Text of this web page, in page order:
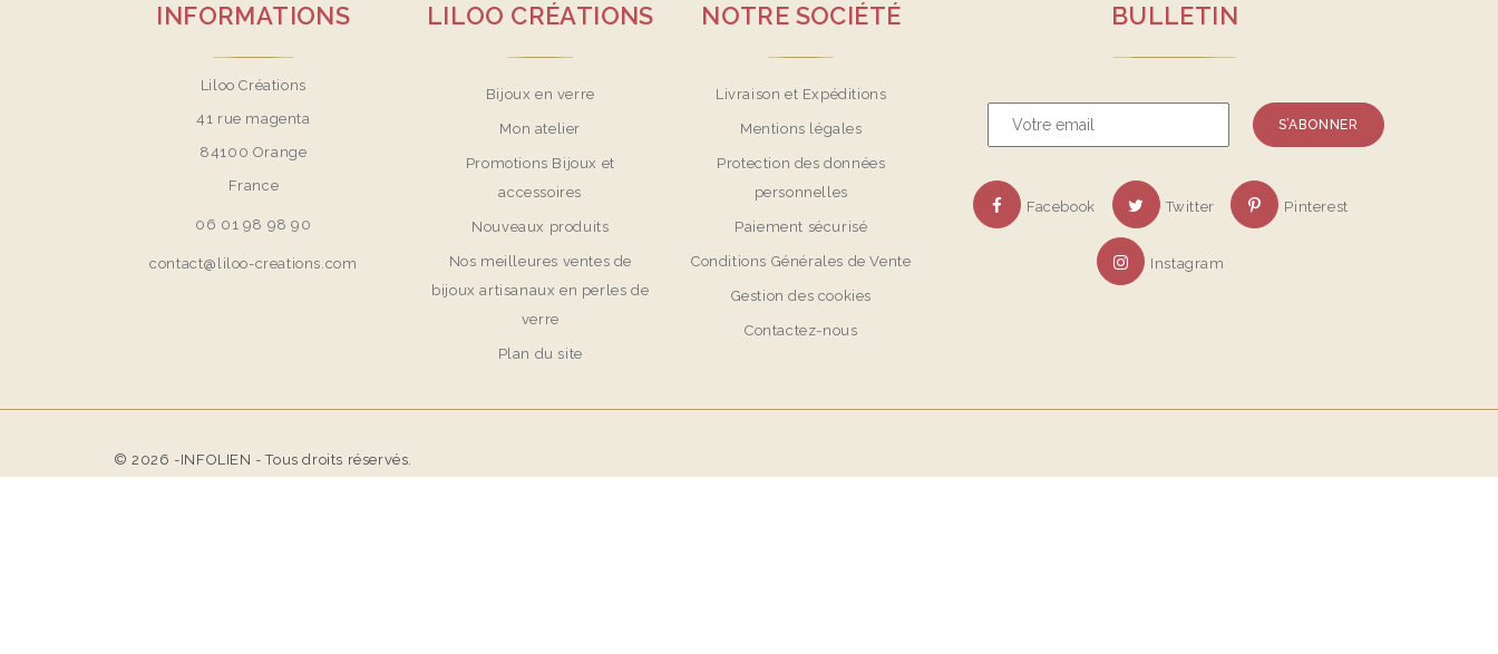
INFORMATIONS
Liloo Créations
41 rue magenta
84100 Orange
France
06 01 98 98 90
contact@liloo-creations.com
LILOO CRÉATIONS
Bijoux en verre
Mon atelier
Promotions Bijoux et
accessoires
Nouveaux produits
Nos meilleures ventes de
bijoux artisanaux en perles de
verre
Plan du site
NOTRE SOCIÉTÉ
Livraison et Expéditions
Mentions légales
Protection des données
personnelles
Paiement sécurisé
Conditions Générales de Vente
Gestion des cookies
Contactez-nous
BULLETIN
Facebook Twitter Pinterest
Instagram
© 2026 -INFOLIEN - Tous droits réservés.